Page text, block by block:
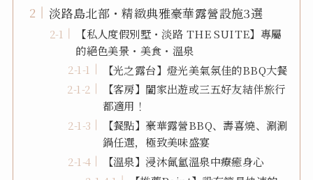
淡路島北部・精緻典雅豪華露營設施3選
【私人度假別墅・淡路 THE SUITE】專屬
的絕色美景・美食・溫泉
【光之露台】燈光美氣氛佳的BBQ大餐
【客房】闔家出遊或三五好友結伴旅行
都適用！
【餐點】豪華露營BBQ、壽喜燒、涮涮
鍋任選，極致美味盛宴
【溫泉】浸沐氤氳溫泉中療癒身心